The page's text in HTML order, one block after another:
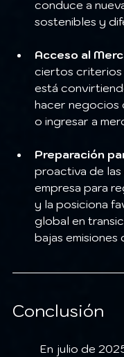
conduce a
sostenibles y
Acceso al
ciertos criterios
está
hacer negocios
o ingresar a
Preparación
proactiva de las
empresa para
y la posiciona
global en
bajas
Conclusión